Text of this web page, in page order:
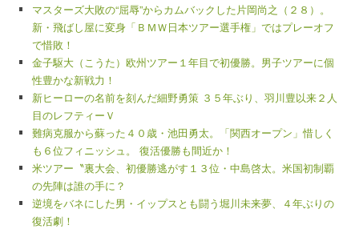
マスターズ大敗の“屈辱”からカムバックした片岡尚之（２８）。
新・飛ばし屋に変身「ＢＭＷ日本ツアー選手権」ではプレーオフ
で惜敗！
金子駆大（こうた）欧州ツアー１年目で初優勝。男子ツアーに個
性豊かな新戦力！
新ヒーローの名前を刻んだ細野勇策 ３５年ぶり、羽川豊以来２人
目のレフティーＶ
難病克服から蘇った４０歳・池田勇太。「関西オープン」惜しく
も６位フィニッシュ。 復活優勝も間近か！
米ツアー〝裏大会、初優勝逃がす１３位・中島啓太。米国初制覇
の先陣は誰の手に？
逆境をバネにした男・イップスとも闘う堀川未来夢、４年ぶりの
復活劇！